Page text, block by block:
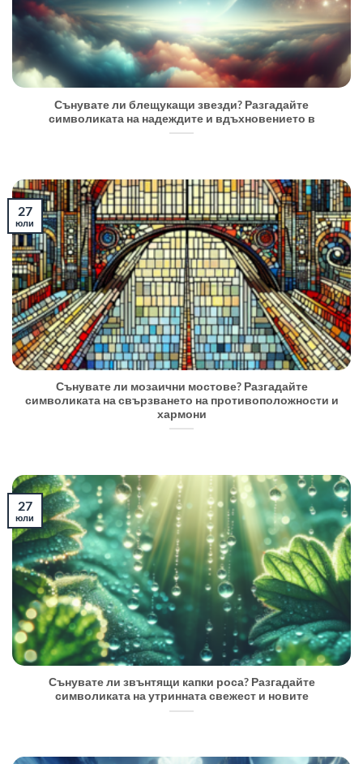
Сънувате ли блещукащи звезди? Разгадайте
символиката на надеждите и вдъхновението в
Сънувате ли мозаични мостове? Разгадайте
символиката на свързването на противоположности и
хармони
27
юли
Сънувате ли звънтящи капки роса? Разгадайте
символиката на утринната свежест и новите
27
юли